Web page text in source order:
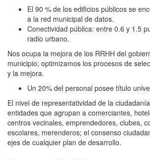
El 90 % de los edificios públicos se
a la red municipal de datos.
Conectividad pública: entre 0.6 y 1.5
radio urbano.
Nos ocupa la mejora de los RRHH del
municipio; optimizamos los procesos de
y la mejora.
Un 20% del personal posee título
El nivel de representatividad de la
entidades que agrupan a comerciantes,
centros vecinales, emprendedores, clubes,
escolares, merenderos; el consenso
ejes de cualquier plan de desarrollo.